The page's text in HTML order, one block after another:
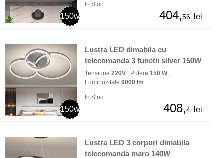
150w
In Stoc
404,56 lei
150w
Lustra LED dimabila cu
telecomanda 3 functii silver 150W
Tensiune 220V , Putere 150 W,
Luminozitate 9000 lm
In Stoc
408,4 lei
Lustra LED 3 corpuri dimabila
telecomanda maro 140W